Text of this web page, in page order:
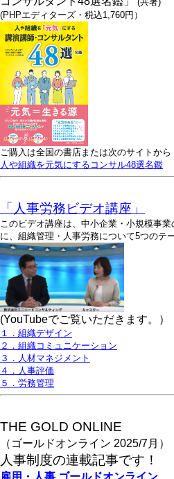
(PHPエディターズ・税込1,760円）
ご購入は全国の書店または次のサイトから
人や組織を元気にするコンサル48選名鑑
「人事労務ビデオ講座」
このビデオ講座は、中小企業・小規模事
に、組織管理・人事労務について5つのテ
(YouTubeでご覧いただきます。）
１．組織デザイン
２．組織コミュニケーション
３．人材マネジメント
４．人事評価
５．労務管理
THE GOLD ONLINE
（ゴールドオンライン 2025/7月）
人事制度の連載記事です！
雇用・人事 ゴールドオンライン